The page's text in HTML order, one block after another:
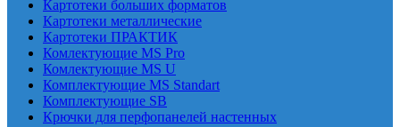
Картотеки больших форматов
Картотеки металлические
Картотеки ПРАКТИК
Комлектующие MS Pro
Комлектующие MS U
Комплектующие MS Standart
Комплектующие SB
Крючки для перфопанелей настенных